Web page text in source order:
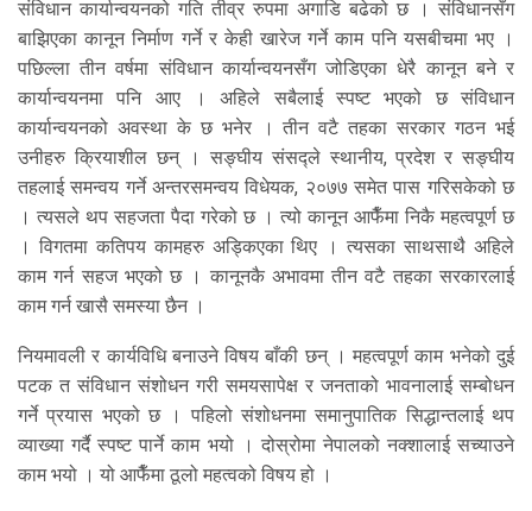
संविधान कार्यान्वयनको गति तीव्र रुपमा अगाडि बढेको छ । संविधानसँग
बाझिएका कानून निर्माण गर्ने र केही खारेज गर्ने काम पनि यसबीचमा भए ।
पछिल्ला तीन वर्षमा संविधान कार्यान्वयनसँग जोडिएका धेरै कानून बने र
कार्यान्वयनमा पनि आए । अहिले सबैलाई स्पष्ट भएको छ संविधान
कार्यान्वयनको अवस्था के छ भनेर । तीन वटै तहका सरकार गठन भई
उनीहरु क्रियाशील छन् । सङ्घीय संसद्ले स्थानीय, प्रदेश र सङ्घीय
तहलाई समन्वय गर्ने अन्तरसमन्वय विधेयक, २०७७ समेत पास गरिसकेको छ
। त्यसले थप सहजता पैदा गरेको छ । त्यो कानून आफैँमा निकै महत्वपूर्ण छ
। विगतमा कतिपय कामहरु अड्किएका थिए । त्यसका साथसाथै अहिले
काम गर्न सहज भएको छ । कानूनकै अभावमा तीन वटै तहका सरकारलाई
काम गर्न खासै समस्या छैन ।
नियमावली र कार्यविधि बनाउने विषय बाँकी छन् । महत्वपूर्ण काम भनेको दुई
पटक त संविधान संशोधन गरी समयसापेक्ष र जनताको भावनालाई सम्बोधन
गर्ने प्रयास भएको छ । पहिलो संशोधनमा समानुपातिक सिद्धान्तलाई थप
व्याख्या गर्दै स्पष्ट पार्ने काम भयो । दोस्रोमा नेपालको नक्शालाई सच्याउने
काम भयो । यो आफैँमा ठूलो महत्वको विषय हो ।